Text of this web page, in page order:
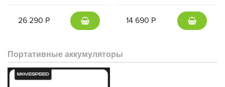
«сияющая звезда» (S/M)
26 290 Р 14 690 Р
Портативные аккумуляторы